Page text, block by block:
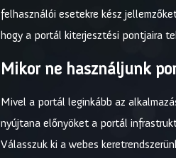
felhasználói esetekre kész
hogy a portál kiterjesztési pontjaira
Mikor ne használjunk
Mivel a portál leginkább az
nyújtana előnyöket a portál
Válasszuk ki a webes